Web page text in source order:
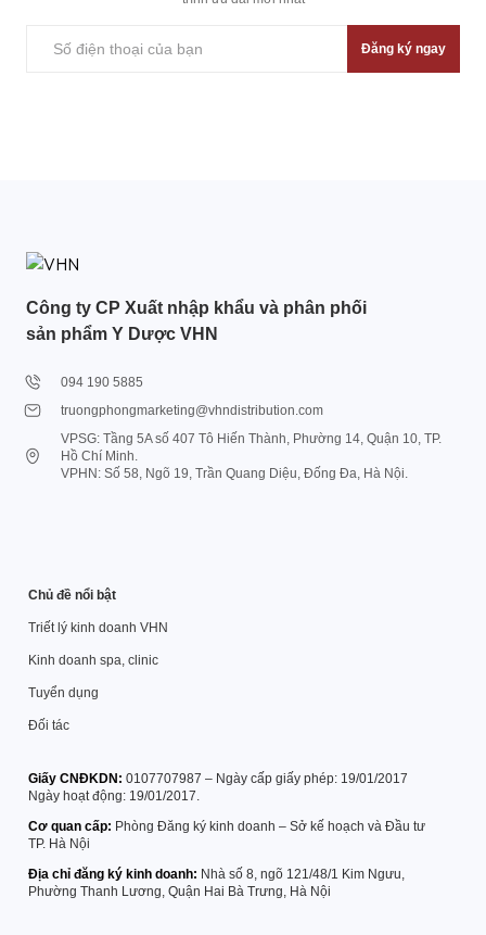
Đăng ký ngay
Công ty CP Xuất nhập khẩu và phân phối
sản phẩm Y Dược VHN
094 190 5885
truongphongmarketing@vhndistribution.com
VPSG: Tầng 5A số 407 Tô Hiến Thành, Phường 14, Quận 10, TP.
Hồ Chí Minh.
VPHN: Số 58, Ngõ 19, Trần Quang Diệu, Đống Đa, Hà Nội.
Chủ đề nổi bật
Triết lý kinh doanh VHN
Kinh doanh spa, clinic
Tuyển dụng
Đối tác
Giấy CNĐKDN: 0107707987 – Ngày cấp giấy phép: 19/01/2017
Ngày hoạt động: 19/01/2017.
Cơ quan cấp: Phòng Đăng ký kinh doanh – Sở kế hoạch và Đầu tư
TP. Hà Nội
Địa chỉ đăng ký kinh doanh: Nhà số 8, ngõ 121/48/1 Kim Ngưu,
Phường Thanh Lương, Quận Hai Bà Trưng, Hà Nội